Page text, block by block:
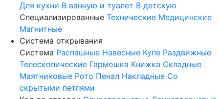
Для кухни В ванную и туалет В детскую
Специализированные Технические Медицинские
Магнитные
Система открывания
Система Распашные Навесные Купе Раздвижные
Телескопические Гармошка Книжка Складные
Маятниковые Рото Пенал Накладные Со
скрытыми петлями